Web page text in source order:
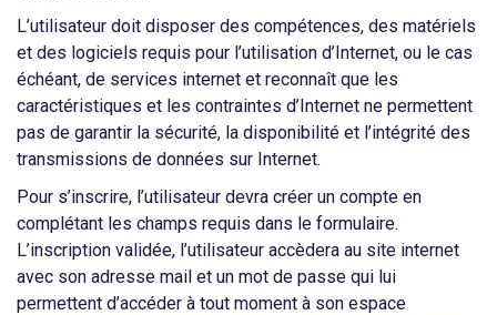
L’utilisateur doit disposer des compétences, des matériels
et des logiciels requis pour l’utilisation d’Internet, ou le cas
échéant, de services internet et reconnaît que les
caractéristiques et les contraintes d’Internet ne permettent
pas de garantir la sécurité, la disponibilité et l’intégrité des
transmissions de données sur Internet.
Pour s’inscrire, l’utilisateur devra créer un compte en
complétant les champs requis dans le formulaire.
L’inscription validée, l’utilisateur accèdera au site internet
avec son adresse mail et un mot de passe qui lui
permettent d’accéder à tout moment à son espace